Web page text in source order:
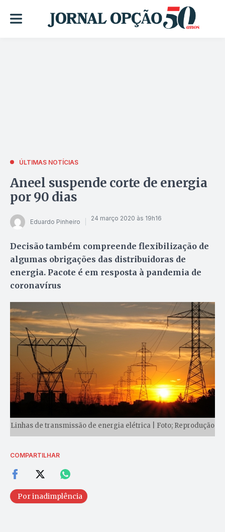
ÚLTIMAS NOTÍCIAS
Aneel suspende corte de energia
por 90 dias
Eduardo Pinheiro 24 março 2020 às 19h16
Decisão também compreende flexibilização de
algumas obrigações das distribuidoras de
energia. Pacote é em resposta à pandemia de
coronavírus
Linhas de transmissão de energia elétrica | Foto; Reprodução
COMPARTILHAR
Por inadimplência